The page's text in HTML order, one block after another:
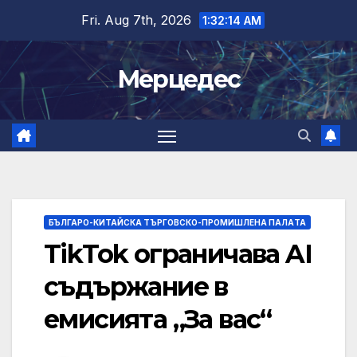
content
Fri. Aug 7th, 2026 1:32:15 AM
Мерцедес
БЪЛГАРО-КИТАЙСКА ТЪРГОВСКО-ПРОМИШЛЕНА ПАЛAТА
TikTok ограничава AI
съдържание в
емисията „За вас“